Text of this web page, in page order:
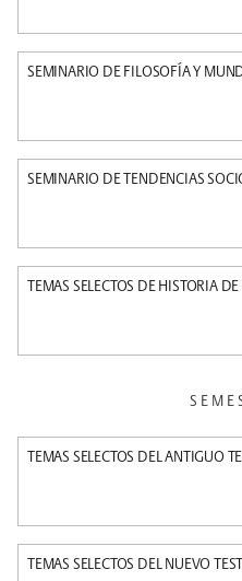
SEMINARIO DE FILOSOFÍA Y
SEMINARIO DE TENDENCIAS
TEMAS SELECTOS DE HISTORIA
TEMAS SELECTOS DEL ANTIGUO
TEMAS SELECTOS DEL NUEVO